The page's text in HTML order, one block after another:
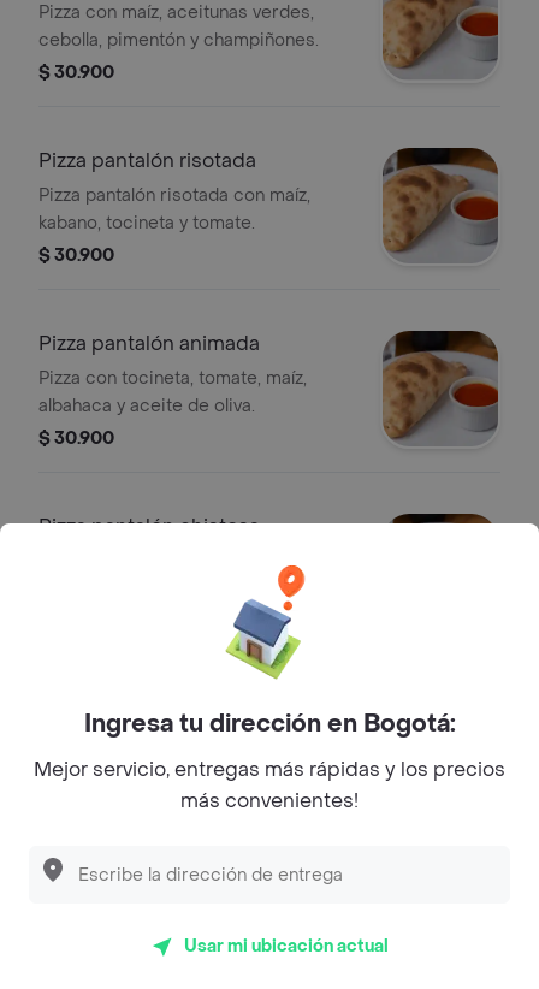
Pizza con maíz, aceitunas verdes,
cebolla, pimentón y champiñones.
$ 30.900
Pizza pantalón risotada
Pizza pantalón risotada con maíz,
kabano, tocineta y tomate.
$ 30.900
Pizza pantalón animada
Pizza con tocineta, tomate, maíz,
albahaca y aceite de oliva.
$ 30.900
Pizza pantalón chistosa
Pizza masa cheers, rellena de queso
mozzarella, pepperoni. acompañada
Pizza pantalón graciosa
azul, parmesano y holandés.
Lasagnas
Lasagna bolognesa
Ingresa tu dirección en Bogotá:
Mejor servicio, entregas más rápidas y los precios
más convenientes!
Usar mi ubicación actual